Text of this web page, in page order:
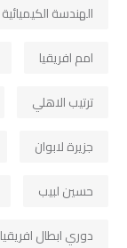
الهندسة الكيميائية
امم افريقيا
ترتيب الاهلي
جزيرة لابوان
حسين لبيب
دوري ابطال افريقيا